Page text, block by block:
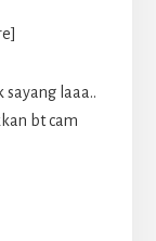
laaa..
bt cam